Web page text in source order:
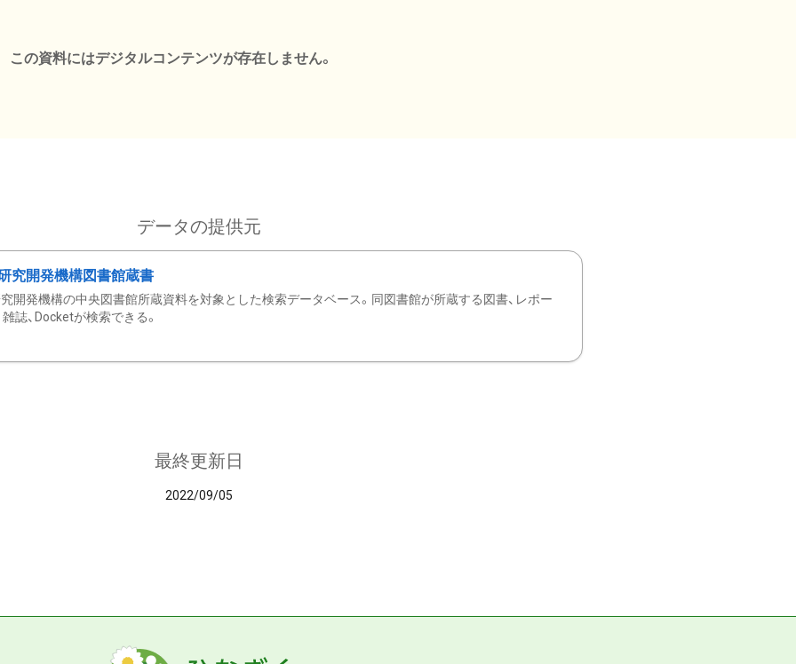
この資料にはデジタルコンテンツが存在しません。
データの提供元
究開発機構図書館蔵書
開発機構の中央図書館所蔵資料を対象とした検索データベース。同図書館が所蔵する図書、レポー
雑誌、Docketが検索できる。
最終更新日
2022/09/05